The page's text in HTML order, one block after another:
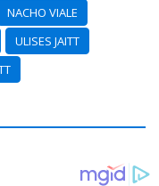
NACHO VIALE
ULISES JAITT